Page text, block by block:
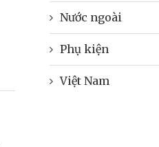
Nước ngoài
Phụ kiện
Việt Nam